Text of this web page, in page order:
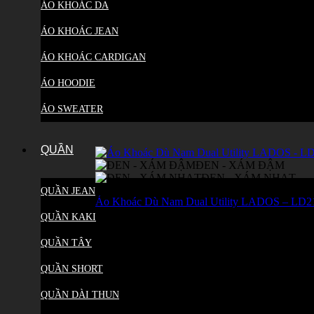
ÁO KHOÁC DA
ÁO KHOÁC JEAN
ÁO KHOÁC CARDIGAN
ÁO HOODIE
ÁO SWEATER
QUẦN
QUẦN JEAN
QUẦN KAKI
QUẦN TÂY
QUẦN SHORT
QUẦN DÀI THUN
ĐEN - XÁM ĐẬM
ĐEN - XÁM NHẠT
Áo Khoác Dù Nam Dual Utility LADOS –
0